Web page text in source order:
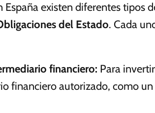
España existen diferentes tipos
del Estado. Cada
financiero: Para
financiero autorizado, como un